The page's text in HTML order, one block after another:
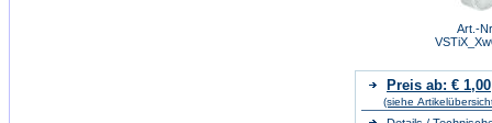
Art.-
Preis ab: € 1,00
(siehe